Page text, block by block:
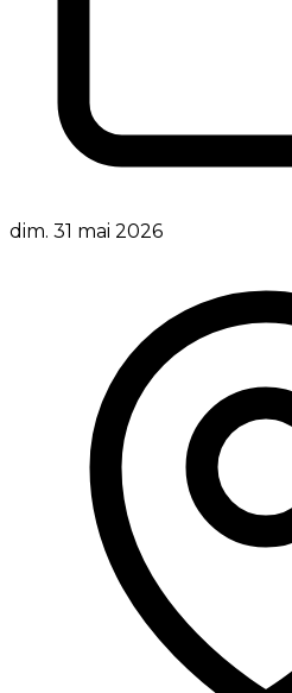
dim. 31 mai 2026